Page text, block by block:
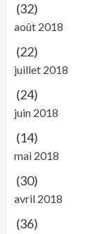
(32)
août 2018
(22)
juillet 2018
(24)
juin 2018
(14)
mai 2018
(30)
avril 2018
(36)